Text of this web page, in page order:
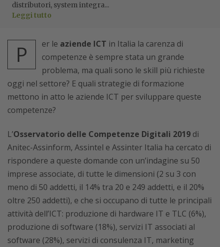
distributori, system integra...
Leggi tutto
P er le aziende ICT in Italia la carenza di
competenze è sempre stata un grande
problema, ma quali sono le skill più richieste
oggi nel settore? E quali strategie di formazione
mettono in atto le aziende ICT per sviluppare queste
competenze?
L’Osservatorio delle Competenze Digitali 2019 di
Anitec-Assinform, Assintel e Assinter Italia ha cercato di
rispondere a queste domande con un’indagine su 50
imprese associate, di tutte le dimensioni (2 su 3 con
meno di 50 addetti, il 14% tra 20 e 249 addetti, e il 20%
oltre 250 addetti), e che si occupano di tutte le principali
attività dell’ICT: produzione di hardware IT e TLC (6%),
produzione di software (18%), servizi IT associati al
software (28%), servizi di consulenza IT, marketing